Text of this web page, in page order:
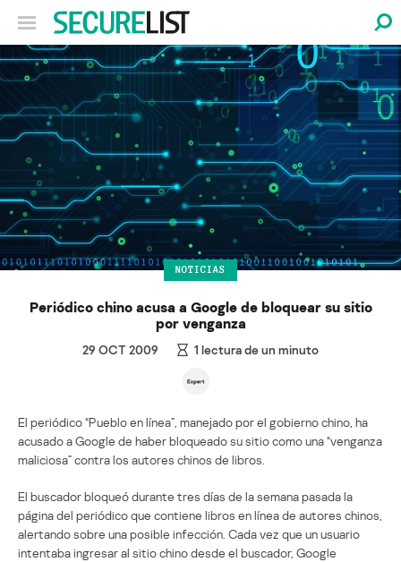
NOTICIAS
Periódico chino acusa a Google de bloquear su sitio
por venganza
29 OCT 2009 1 lectura de un minuto
El periódico “Pueblo en línea”, manejado por el gobierno chino, ha
acusado a Google de haber bloqueado su sitio como una “venganza
maliciosa” contra los autores chinos de libros.
El buscador bloqueó durante tres días de la semana pasada la
página del periódico que contiene libros en línea de autores chinos,
alertando sobre una posible infección. Cada vez que un usuario
intentaba ingresar al sitio chino desde el buscador, Google